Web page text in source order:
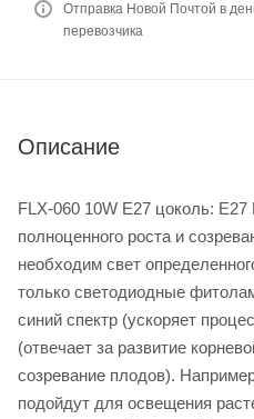
Отправка Новой Почтой в
перевозчика
Описание
FLX-060 10W E27 цоколь: E27
полноценного роста и
необходим свет
только светодиодные
синий спектр (ускоряет
(отвечает за развитие
созревание плодов).
подойдут для освещения